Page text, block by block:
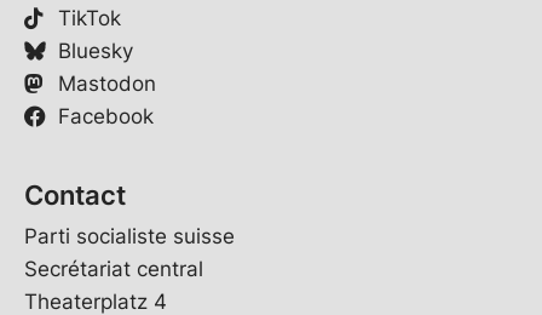
TikTok
Bluesky
Mastodon
Facebook
Contact
Parti socialiste suisse
Secrétariat central
Theaterplatz 4